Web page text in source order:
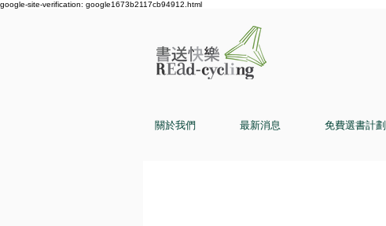
google-site-verification: google1673b2117cb94912.html
關於我們 最新消息 免費選書計劃